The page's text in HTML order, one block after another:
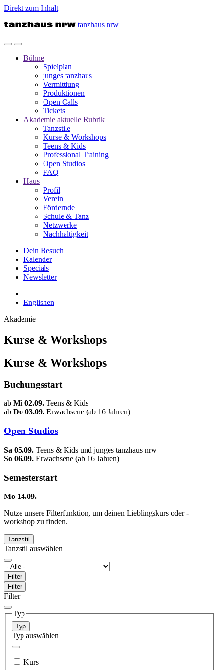
Direkt zum Inhalt
tanzhaus nrw
Bühne
Spielplan
junges tanzhaus
Vermittlung
Produktionen
Open Calls
Tickets
Akademie aktuelle Rubrik
Tanzstile
Kurse & Workshops
Teens & Kids
Professional Training
Open Studios
FAQ
Haus
Profil
Verein
Fördernde
Schule & Tanz
Netzwerke
Nachhaltigkeit
Dein Besuch
Kalender
Specials
Newsletter
Englishen
Akademie
Kurse & Workshops
Kurse & Workshops
Buchungsstart
ab Mi 02.09. Teens & Kids
ab Do 03.09. Erwachsene (ab 16 Jahren)
Open Studios
Sa 05.09. Teens & Kids und junges tanzhaus nrw
So 06.09. Erwachsene (ab 16 Jahren)
Semesterstart
Mo 14.09.
Nutze unsere Filterfunktion, um deinen Lieblingskurs oder -
workshop zu finden.
Tanzstil
Tanzstil auswählen
Filter
Filter
Filter
Typ
Typ
Typ auswählen
Kurs